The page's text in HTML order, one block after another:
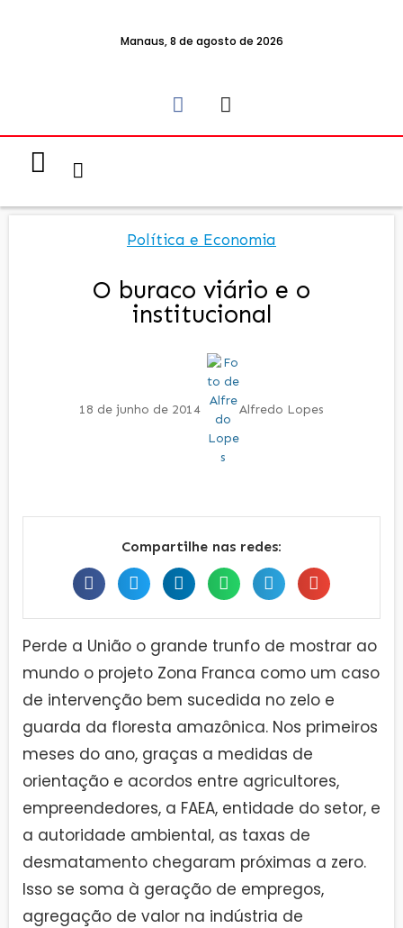
Manaus, 8 de agosto de 2026
Política e Economia
O buraco viário e o
institucional
18 de junho de 2014 Alfredo Lopes
Compartilhe nas redes:
Perde a União o grande trunfo de mostrar ao
mundo o projeto Zona Franca como um caso
de intervenção bem sucedida no zelo e
guarda da floresta amazônica. Nos primeiros
meses do ano, graças a medidas de
orientação e acordos entre agricultores,
empreendedores, a FAEA, entidade do setor, e
a autoridade ambiental, as taxas de
desmatamento chegaram próximas a zero.
Isso se soma à geração de empregos,
agregação de valor na indústria de